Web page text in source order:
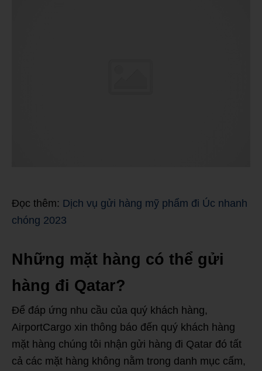
Đọc thêm: Dịch vụ gửi hàng mỹ phẩm đi Úc nhanh
chóng 2023
Những mặt hàng có thể gửi
hàng đi Qatar?
Để đáp ứng nhu cầu của quý khách hàng,
AirportCargo xin thông báo đến quý khách hàng
mặt hàng chúng tôi nhận gửi hàng đi Qatar đó tất
cả các mặt hàng không nằm trong danh mục cấm,